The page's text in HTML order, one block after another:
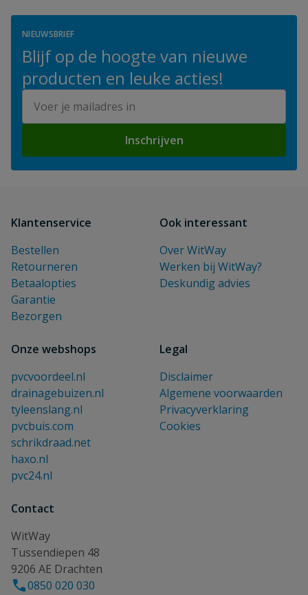
NIEUWSBRIEF
Blijf op de hoogte van nieuwe
producten en leuke acties!
Inschrijven
Klantenservice
Bestellen
Retourneren
Betaalopties
Garantie
Bezorgen
Ook interessant
Over WitWay
Werken bij WitWay?
Deskundig advies
Onze webshops
pvcvoordeel.nl
drainagebuizen.nl
tyleenslang.nl
pvcbuis.com
schrikdraad.net
haxo.nl
pvc24.nl
Legal
Disclaimer
Algemene voorwaarden
Privacyverklaring
Cookies
Contact
WitWay
Tussendiepen 48
9206 AE Drachten
0850 020 030